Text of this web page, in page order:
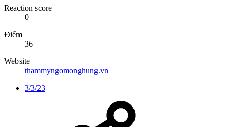
Reaction score
0
Điểm
36
Website
thammyngomonghung.vn
3/3/23